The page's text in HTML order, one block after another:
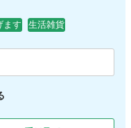
ます 生活雑貨